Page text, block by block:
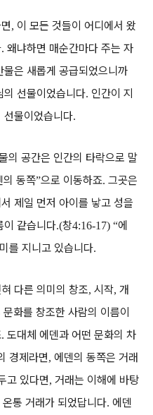
, 이 모든 것들이 어디에서 왔
. 왜냐하면 매순간마다 주는 자
은 새롭게 공급되었으니까
의 선물이었습니다. 인간이 지
선물이었습니다.
의 공간은 인간의 타락으로 말
의 동쪽”으로 이동하죠. 그곳은
제일 먼저 아이를 낳고 성을
이 같습니다.(창4:16-17) “에
를 지니고 있습니다.
다른 의미의 창조, 시작, 개
화를 창조한 사람의 이름이
. 도대체 에덴과 어떤 문화의 차
경제라면, 에덴의 동쪽은 거래
고 있다면, 거래는 이해에 바탕
온통 거래가 되었답니다. 에덴